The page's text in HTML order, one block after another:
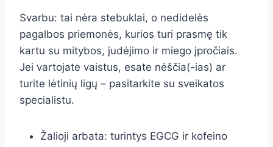
Svarbu: tai nėra stebuklai, o nedidelės
pagalbos priemonės, kurios turi prasmę tik
kartu su mitybos, judėjimo ir miego įpročiais.
Jei vartojate vaistus, esate nėščia(-ias) ar
turite lėtinių ligų – pasitarkite su sveikatos
specialistu.
Žalioji arbata: turintys EGCG ir kofeino